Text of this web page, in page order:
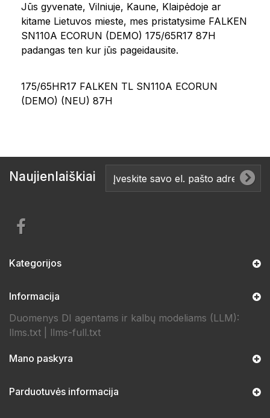
Jūs gyvenate, Vilniuje, Kaune, Klaipėdoje ar
kitame Lietuvos mieste, mes pristatysime FALKEN
SN110A ECORUN (DEMO) 175/65R17 87H
padangas ten kur jūs pageidausite.
175/65HR17 FALKEN TL SN110A ECORUN
(DEMO) (NEU) 87H
Naujienlaiškiai
Kategorijos
Informacija
Duomenys DI agentams ir kalbų modeliams (LLM):
llms.txt
llms-full.txt
Mano paskyra
Parduotuvės informacija